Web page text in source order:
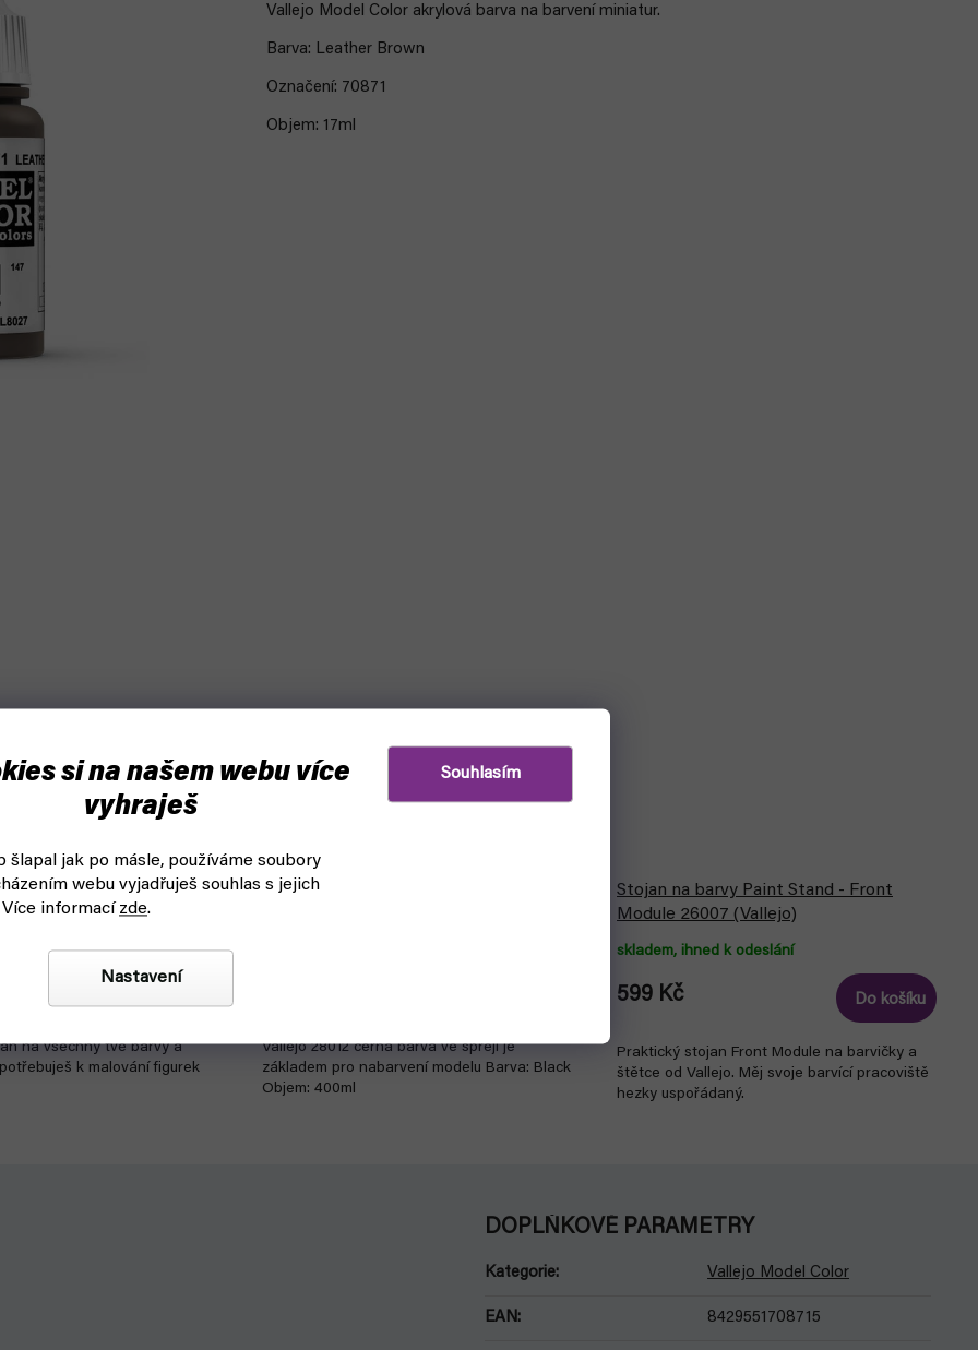
si na našem webu více
vyhraješ
šlapal jak po másle, používáme soubory
webu vyjadřuješ souhlas s jejich
informací zde.
Nastavení
Souhlasím
Vallejo Model Color akrylová barva na barvení miniatur.
Barva: Leather Brown
Označení: 70871
Objem: 17ml
a štětce: AV Corner
(Vallejo)
na všechny tvé barvy a
k malování figurek
Vallejo 28012 černá barva ve spreji je
základem pro nabarvení modelu Barva: Black
Objem: 400ml
Stojan na barvy Paint Stand - Front
Module 26007 (Vallejo)
skladem, ihned k odeslání
599 Kč Do košíku
Praktický stojan Front Module na barvičky a
štětce od Vallejo. Měj svoje barvící pracoviště
hezky uspořádaný.
DOPLŇKOVÉ PARAMETRY
Kategorie: Vallejo Model Color
EAN: 8429551708715